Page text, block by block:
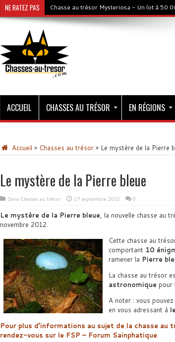
NE RATEZ PAS Chasse au trésor Mysteriosa - Un lot à 50
ACCUEIL CHASSES AU TRÉSOR EN RÉGIONS
Accueil » Chasses au trésor » Le mystère de la Pierre
Le mystère de la Pierre bleue
Dans Chasses au trésor 27 septembre 2012 0
Le mystère de la Pierre bleue, la nouvelle chasse au
novembre 2012.
Cette chasse au
comportant 10
ramener la Pierre
La chasse au trésor
astronomique pour
A noter : vous
en vous adressant à
Pour plus d’informations au sujet de la chasse au
rendez-vous sur le FSP – Forum Sainphatique.